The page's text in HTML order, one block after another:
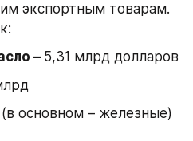
экспортным товарам.
– 5,31 млрд долларов
(в основном – железные)